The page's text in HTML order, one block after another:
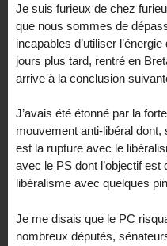
Je suis furieux de chez
que nous sommes de
incapables d’utiliser
jours plus tard, rentré en
arrive à la conclusion
J’avais été étonné par la
mouvement anti-libéral dont,
est la rupture avec le
avec le PS dont l’objectif
libéralisme avec quelques
Je me disais que le PC
nombreux députés,